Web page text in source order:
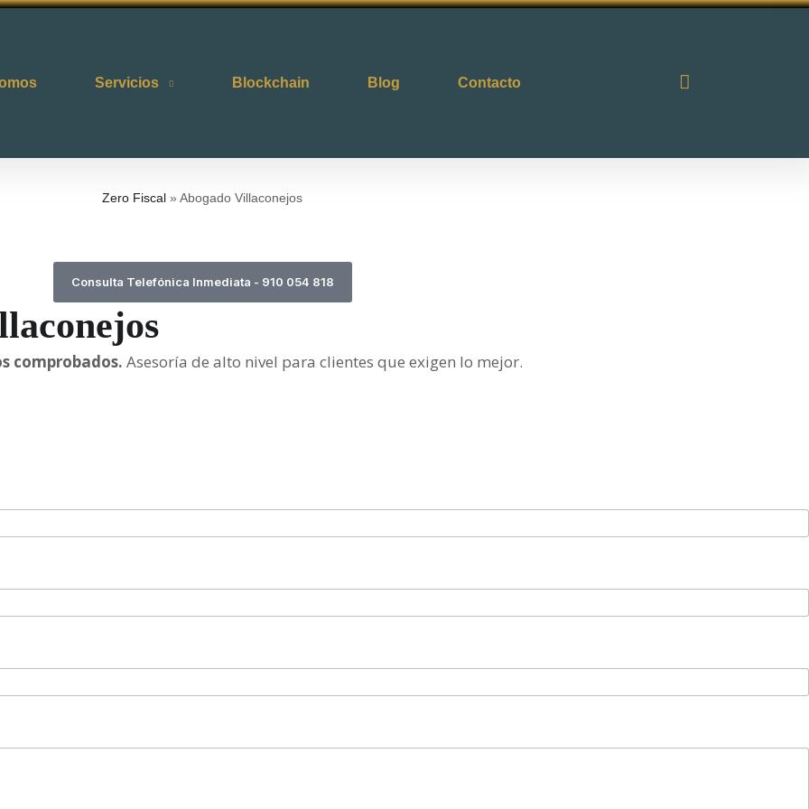
Servicios Blockchain Blog Contacto
Zero Fiscal » Abogado Villaconejos
Consulta Telefónica Inmediata - 910 054 818
comprobados. Asesoría de alto nivel para clientes que exigen lo mejor.